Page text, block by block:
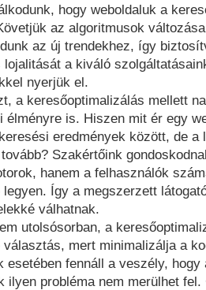
hogy weboldaluk a
az algoritmusok
az új trendekhez, így
lojalitását a kiváló
nyerjük el.
a keresőoptimalizálás mellett
élményre is. Hiszen mit ér egy
eredmények között, de a
Szakértőink
hanem a felhasználók
legyen. Így a megszerzett
válhatnak.
utolsósorban, a
választás, mert minimalizálja a
esetében fennáll a veszély,
ilyen probléma nem merülhet